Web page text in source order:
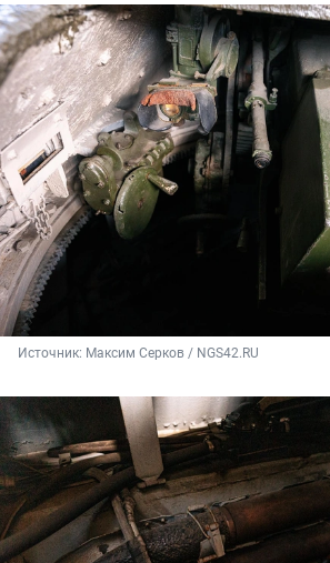
Источник: Максим Серков / NGS42.RU